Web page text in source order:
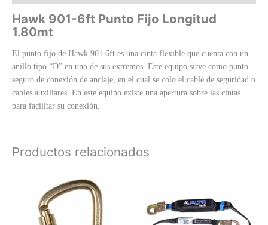
Hawk 901-6ft Punto Fijo Longitud
1.80mt
El punto fijo de Hawk 901 6ft es una cinta flexible que cuenta con un
anillo tipo “D” en uno de sus extremos. Este equipo sirve como punto
seguro de conexión de anclaje, en el cual se colo el cable de seguridad o
cables auxiliares. En este equipo existe una apertura sobre las cintas
para facilitar su conexión.
Productos relacionados